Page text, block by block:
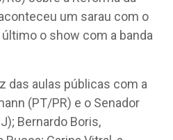
um sarau com o
o show com a banda
das aulas públicas com a
(PT/PR) e o Senador
Bernardo Boris,